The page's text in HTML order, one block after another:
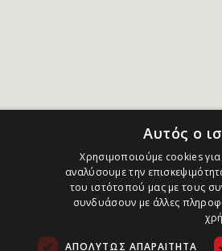
Αυτός ο
Χρησιμοποιούμε cookies για
αναλύσουμε την
του ιστότοπού μας με τους
συνδυάσουν με άλλες
ΑΠΟΛΎΤΩΣ ΑΠΑΡΑΊΤΗΤΑ